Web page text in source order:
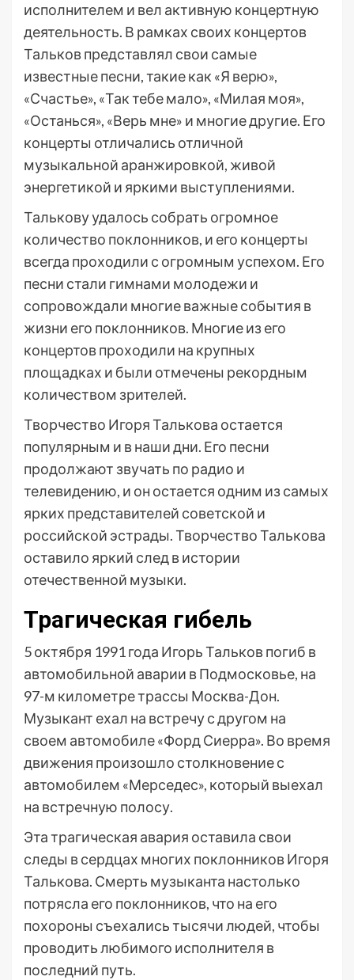
исполнителем и вел активную концертную
деятельность. В рамках своих концертов
Тальков представлял свои самые
известные песни, такие как «Я верю»,
«Счастье», «Так тебе мало», «Милая моя»,
«Останься», «Верь мне» и многие другие. Его
концерты отличались отличной
музыкальной аранжировкой, живой
энергетикой и яркими выступлениями.
Талькову удалось собрать огромное
количество поклонников, и его концерты
всегда проходили с огромным успехом. Его
песни стали гимнами молодежи и
сопровождали многие важные события в
жизни его поклонников. Многие из его
концертов проходили на крупных
площадках и были отмечены рекордным
количеством зрителей.
Творчество Игоря Талькова остается
популярным и в наши дни. Его песни
продолжают звучать по радио и
телевидению, и он остается одним из самых
ярких представителей советской и
российской эстрады. Творчество Талькова
оставило яркий след в истории
отечественной музыки.
Трагическая гибель
5 октября 1991 года Игорь Тальков погиб в
автомобильной аварии в Подмосковье, на
97-м километре трассы Москва-Дон.
Музыкант ехал на встречу с другом на
своем автомобиле «Форд Сиерра». Во время
движения произошло столкновение с
автомобилем «Мерседес», который выехал
на встречную полосу.
Эта трагическая авария оставила свои
следы в сердцах многих поклонников Игоря
Талькова. Смерть музыканта настолько
потрясла его поклонников, что на его
похороны съехались тысячи людей, чтобы
проводить любимого исполнителя в
последний путь.